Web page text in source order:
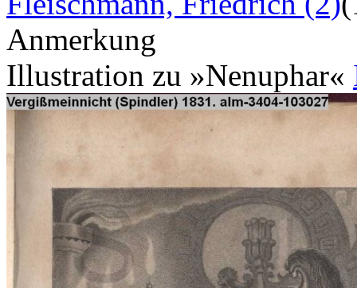
Anmerkung
Illustration zu »Nenuphar«